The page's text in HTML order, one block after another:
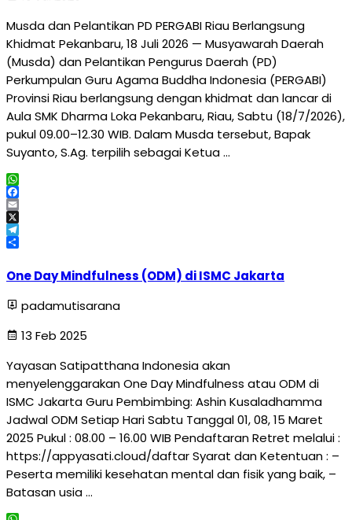
Musda dan Pelantikan PD PERGABI Riau Berlangsung
Khidmat Pekanbaru, 18 Juli 2026 — Musyawarah Daerah
(Musda) dan Pelantikan Pengurus Daerah (PD)
Perkumpulan Guru Agama Buddha Indonesia (PERGABI)
Provinsi Riau berlangsung dengan khidmat dan lancar di
Aula SMK Dharma Loka Pekanbaru, Riau, Sabtu (18/7/2026),
pukul 09.00–12.30 WIB. Dalam Musda tersebut, Bapak
Suyanto, S.Ag. terpilih sebagai Ketua …
WhatsApp
Facebook
Email
X
Telegram
One Day Mindfulness (ODM) di ISMC Jakarta
padamutisarana
13 Feb 2025
Yayasan Satipatthana Indonesia akan
menyelenggarakan One Day Mindfulness atau ODM di
ISMC Jakarta Guru Pembimbing: Ashin Kusaladhamma
Jadwal ODM Setiap Hari Sabtu Tanggal 01, 08, 15 Maret
2025 Pukul : 08.00 – 16.00 WIB Pendaftaran Retret melalui :
https://appyasati.cloud/daftar Syarat dan Ketentuan : –
Peserta memiliki kesehatan mental dan fisik yang baik, –
Batasan usia …